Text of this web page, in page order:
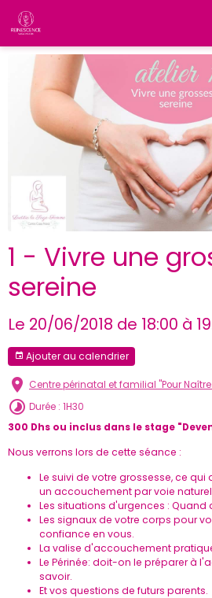
1 - Vivre une
sereine
Le 20/06/2018 de 18:00 à
Ajouter au calendrier
Centre périnatal et familial "Pour
Durée : 1H30
300 Dhs ou inclus dans le stage
Nous verrons lors de cette séance :
Le suivi de votre grossesse, ce
un accouchement par voie
Les situations d'urgences : Quand
Les signaux de votre corps pour
confiance en vous.
La valise d'accouchement
Le Périnée: doit-on le préparer à
savoir.
Et vos questions de futurs parents.